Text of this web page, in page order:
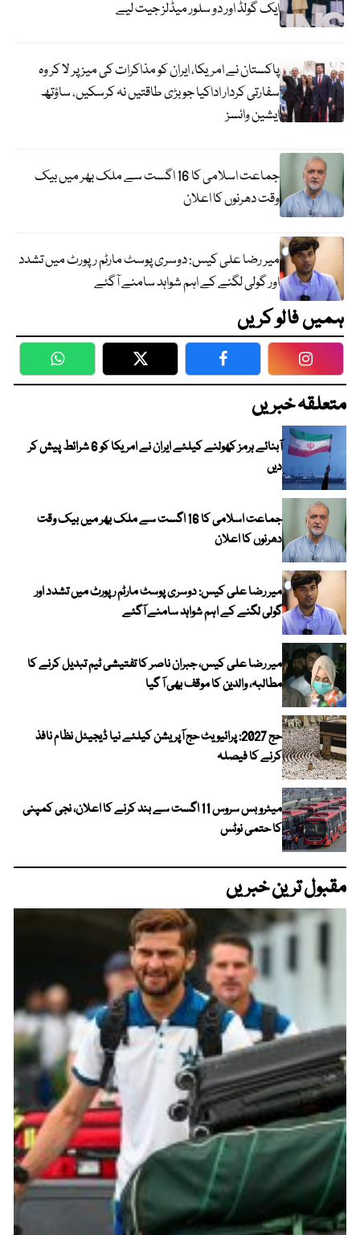
ایک گولڈ اور دو سلور میڈلز جیت لیے
پاکستان نے امریکا، ایران کو مذاکرات کی میز پر لا کر وہ
سفارتی کردار اداکیا جو بڑی طاقتیں نہ کرسکیں، ساؤتھ
ایشین وائسز
جماعت اسلامی کا 16 اگست سے ملک بھر میں بیک
وقت دھرنوں کا اعلان
میر رضا علی کیس: دوسری پوسٹ مارٹم رپورٹ میں تشدد
اور گولی لگنے کے اہم شواہد سامنے آگئے
ہمیں فالو کریں
WhatsApp Twitter Facebook
متعلقہ خبریں
آبنائے ہرمز کھولنے کیلئے ایران نے امریکا کو 6 شرائط پیش کر
دیں
جماعت اسلامی کا 16 اگست سے ملک بھر میں بیک وقت
دھرنوں کا اعلان
میر رضا علی کیس: دوسری پوسٹ مارٹم رپورٹ میں تشدد اور
گولی لگنے کے اہم شواہد سامنے آگئے
میر رضا علی کیس، جبران ناصر کا تفتیشی ٹیم تبدیل کرنے کا
مطالبہ، والدین کا موقف بھی آ گیا
حج 2027: پرائیویٹ حج آپریشن کیلئے نیا ڈیجیٹل نظام نافذ
کرنے کا فیصلہ
میٹرو بس سروس 11 اگست سے بند کرنے کا اعلان، نجی کمپنی
کا حتمی نوٹس
مقبول ترین خبریں